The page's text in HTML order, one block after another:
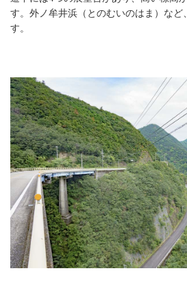
す。外ノ牟井浜（とのむいのはま）など
す。